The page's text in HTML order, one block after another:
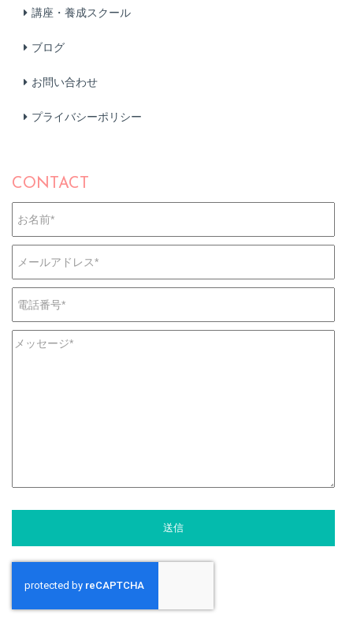
講座・養成スクール
ブログ
お問い合わせ
プライバシーポリシー
CONTACT